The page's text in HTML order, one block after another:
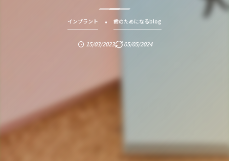
インプラント 歯のためになるblog
15/03/2023 05/05/2024